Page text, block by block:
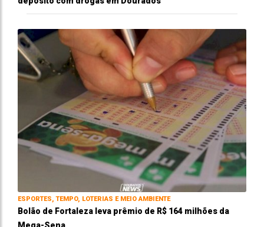
ESPORTES, TEMPO, LOTERIAS E MEIO AMBIENTE
Bolão de Fortaleza leva prêmio de R$ 164 milhões da